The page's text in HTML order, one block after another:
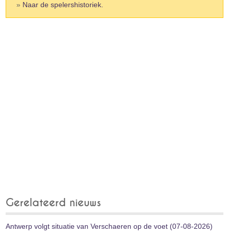
» Naar de spelershistoriek.
Gerelateerd nieuws
Antwerp volgt situatie van Verschaeren op de voet (07-08-2026)